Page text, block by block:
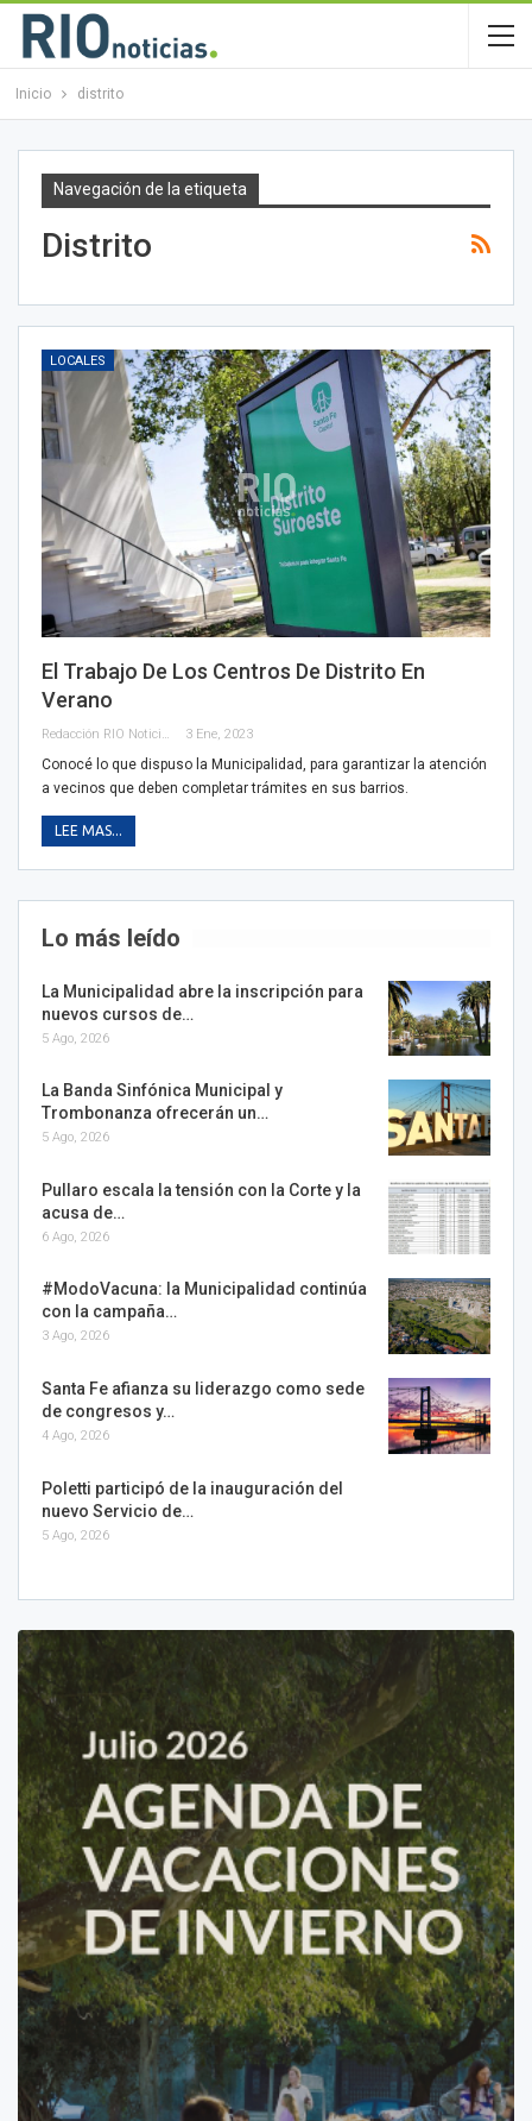
Inicio distrito
Navegación de la etiqueta
Distrito
LOCALES
El Trabajo De Los Centros De Distrito En
Verano
3 Ene, 2023
Conocé lo que dispuso la Municipalidad, para garantizar la atención
a vecinos que deben completar trámites en sus barrios.
LEE MAS...
Lo más leído
La Municipalidad abre la inscripción para
nuevos cursos de…
5 Ago, 2026
La Banda Sinfónica Municipal y
Trombonanza ofrecerán un…
5 Ago, 2026
Pullaro escala la tensión con la Corte y la
acusa de…
6 Ago, 2026
#ModoVacuna: la Municipalidad continúa
con la campaña…
3 Ago, 2026
Santa Fe afianza su liderazgo como sede
de congresos y…
4 Ago, 2026
Poletti participó de la inauguración del
nuevo Servicio de…
5 Ago, 2026